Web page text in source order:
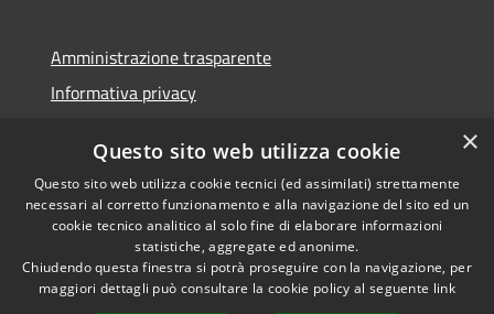
Amministrazione trasparente
Informativa privacy
Dichiarazione di accessibilità
RSS
Accessibilità
Copyright © 2026 • Comune di
Pellezzano • Powered by
×
Questo sito web utilizza cookie
Questo sito web utilizza cookie tecnici (ed assimilati) strettamente
necessari al corretto funzionamento e alla navigazione del sito ed un
cookie tecnico analitico al solo fine di elaborare informazioni
statistiche, aggregate ed anonime.
Chiudendo questa finestra si potrà proseguire con la navigazione, per
maggiori dettagli può consultare la cookie policy al seguente link